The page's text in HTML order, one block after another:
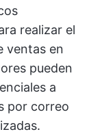
realizar el
ventas en
pueden
a
por correo